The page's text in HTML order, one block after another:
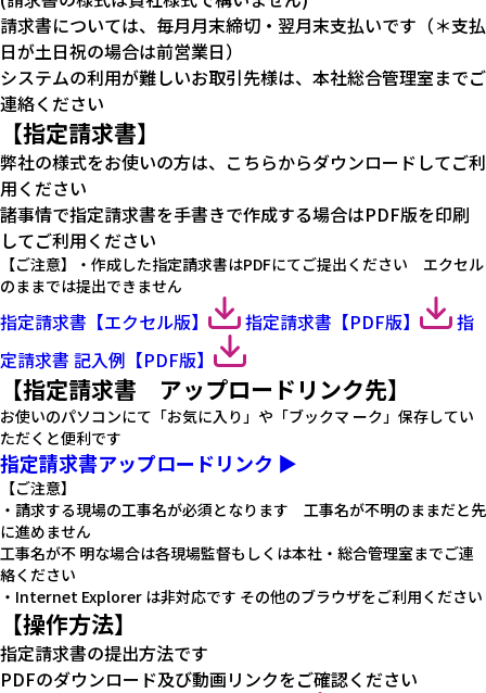
協力会社の皆様へ
CONTACT
サイト内写真＝撮影・山崎エリナ
請求書については、毎月月末締切・翌月末支払いです（＊支払
日が土日祝の場合は前営業日）
システムの利用が難しいお取引先様は、本社総合管理室までご
連絡ください
【指定請求書】
弊社の様式をお使いの方は、こちらからダウンロードしてご利
用ください
諸事情で指定請求書を手書きで作成する場合はPDF版を印刷
してご利用ください
【ご注意】・作成した指定請求書はPDFにてご提出ください エクセル
のままでは提出できません
指定請求書【エクセル版】 指定請求書【PDF版】
指
定請求書 記入例【PDF版】
【指定請求書 アップロードリンク先】
お使いのパソコンにて「お気に入り」や「ブックマ ーク」保存してい
ただくと便利です
指定請求書アップロードリンク ▶
【ご注意】
・請求する現場の工事名が必須となります 工事名が不明のままだと先
に進めません
工事名が不 明な場合は各現場監督もしくは本社・総合管理室までご連
絡ください
・Internet Explorer は非対応です その他のブラウザをご利用ください
【操作方法】
指定請求書の提出方法です
PDFのダウンロード及び動画リンクをご確認ください